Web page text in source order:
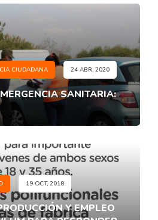
CIUDADANA 24 ABR, 2020
SANITARIA:
19 OCT, 2018
Y EMPLEO